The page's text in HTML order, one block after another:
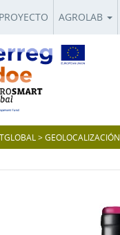
PROYECTO AGROLAB
>GEOLOCALIZACIÓN